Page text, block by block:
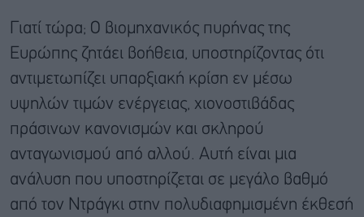
Γιατί τώρα; Ο βιομηχανικός πυρήνας της
Ευρώπης ζητάει βοήθεια, υποστηρίζοντας ότι
αντιμετωπίζει υπαρξιακή κρίση εν μέσω
υψηλών τιμών ενέργειας, χιονοστιβάδας
πράσινων κανονισμών και σκληρού
ανταγωνισμού από αλλού. Αυτή είναι μια
ανάλυση που υποστηρίζεται σε μεγάλο βαθμό
από τον Ντράγκι στην πολυδιαφημισμένη έκθεσή